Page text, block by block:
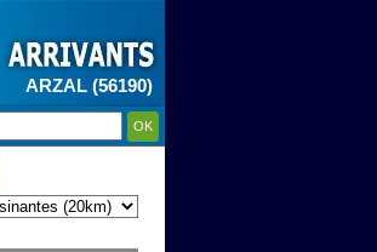
ARZAL (56190)
OK